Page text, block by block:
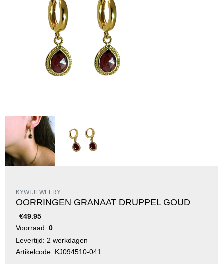
KYWI JEWELRY
OORRINGEN GRANAAT DRUPPEL GOUD
€49.95
Voorraad: 0
Levertijd: 2 werkdagen
Artikelcode: KJ094510-041